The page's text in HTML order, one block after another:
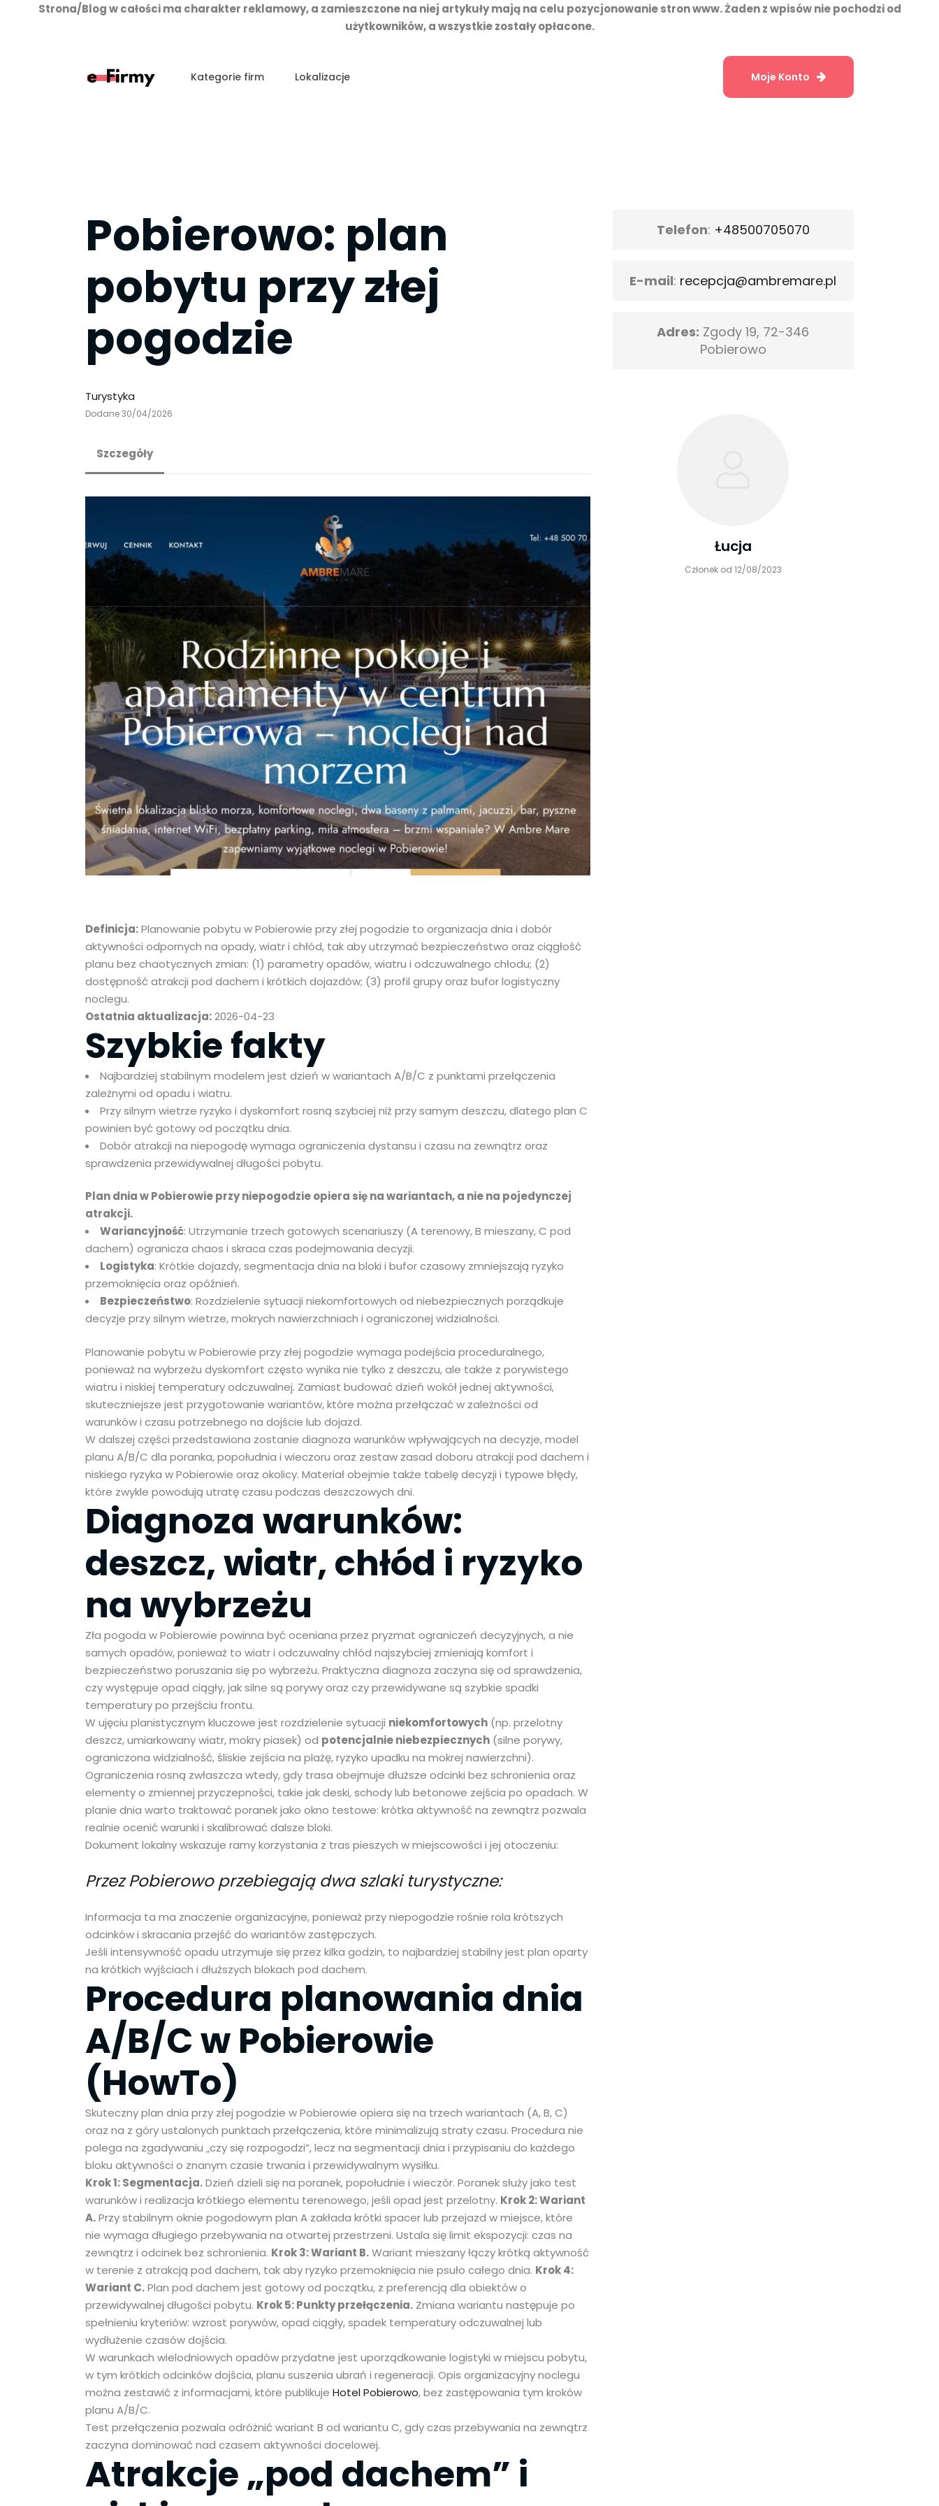
Strona/Blog w całości ma charakter reklamowy, a zamieszczone na niej artykuły mają na celu pozycjonowanie stron www. Żaden z wpisów nie pochodzi od
użytkowników, a wszystkie zostały opłacone.
Kategorie firm Lokalizacje Moje Konto
Pobierowo: plan
pobytu przy złej
pogodzie
Turystyka
Dodane 30/04/2026
Szczegóły
Definicja:Planowanie pobytu w Pobierowie przy złej pogodzie to organizacja dnia i dobór
aktywności odpornych na opady, wiatr i chłód, tak aby utrzymać bezpieczeństwo oraz ciągłość
planu bez chaotycznych zmian: (1) parametry opadów, wiatru i odczuwalnego chłodu; (2)
dostępność atrakcji pod dachem i krótkich dojazdów; (3) profil grupy oraz bufor logistyczny
noclegu.
Ostatnia aktualizacja:2026-04-23
Szybkie fakty
Najbardziej stabilnym modelem jest dzień w wariantach A/B/C z punktami przełączenia
zależnymi od opadu i wiatru.
Przy silnym wietrze ryzyko i dyskomfort rosną szybciej niż przy samym deszczu, dlatego plan C
powinien być gotowy od początku dnia.
Dobór atrakcji na niepogodę wymaga ograniczenia dystansu i czasu na zewnątrz oraz
sprawdzenia przewidywalnej długości pobytu.
Plan dnia w Pobierowie przy niepogodzie opiera się na wariantach, a nie na pojedynczej
atrakcji.
Wariancyjność: Utrzymanie trzech gotowych scenariuszy (A terenowy, B mieszany, C pod
dachem) ogranicza chaos i skraca czas podejmowania decyzji.
Logistyka: Krótkie dojazdy, segmentacja dnia na bloki i bufor czasowy zmniejszają ryzyko
przemoknięcia oraz opóźnień.
Bezpieczeństwo: Rozdzielenie sytuacji niekomfortowych od niebezpiecznych porządkuje
decyzje przy silnym wietrze, mokrych nawierzchniach i ograniczonej widzialności.
Planowanie pobytu w Pobierowie przy złej pogodzie wymaga podejścia proceduralnego,
ponieważ na wybrzeżu dyskomfort często wynika nie tylko z deszczu, ale także z porywistego
wiatru i niskiej temperatury odczuwalnej. Zamiast budować dzień wokół jednej aktywności,
skuteczniejsze jest przygotowanie wariantów, które można przełączać w zależności od
warunków i czasu potrzebnego na dojście lub dojazd.
W dalszej części przedstawiona zostanie diagnoza warunków wpływających na decyzje, model
planu A/B/C dla poranka, popołudnia i wieczoru oraz zestaw zasad doboru atrakcji pod dachem i
niskiego ryzyka w Pobierowie oraz okolicy. Materiał obejmie także tabelę decyzji i typowe błędy,
które zwykle powodują utratę czasu podczas deszczowych dni.
Diagnoza warunków:
deszcz, wiatr, chłód i ryzyko
na wybrzeżu
Zła pogoda w Pobierowie powinna być oceniana przez pryzmat ograniczeń decyzyjnych, a nie
samych opadów, ponieważ to wiatr i odczuwalny chłód najszybciej zmieniają komfort i
bezpieczeństwo poruszania się po wybrzeżu. Praktyczna diagnoza zaczyna się od sprawdzenia,
czy występuje opad ciągły, jak silne są porywy oraz czy przewidywane są szybkie spadki
temperatury po przejściu frontu.
W ujęciu planistycznym kluczowe jest rozdzielenie sytuacji niekomfortowych (np. przelotny
deszcz, umiarkowany wiatr, mokry piasek) od potencjalnie niebezpiecznych (silne porywy,
ograniczona widzialność, śliskie zejścia na plażę, ryzyko upadku na mokrej nawierzchni).
Ograniczenia rosną zwłaszcza wtedy, gdy trasa obejmuje dłuższe odcinki bez schronienia oraz
elementy o zmiennej przyczepności, takie jak deski, schody lub betonowe zejścia po opadach. W
planie dnia warto traktować poranek jako okno testowe: krótka aktywność na zewnątrz pozwala
realnie ocenić warunki i skalibrować dalsze bloki.
Dokument lokalny wskazuje ramy korzystania z tras pieszych w miejscowości i jej otoczeniu:
Przez Pobierowo przebiegają dwa szlaki turystyczne:
Informacja ta ma znaczenie organizacyjne, ponieważ przy niepogodzie rośnie rola krótszych
odcinków i skracania przejść do wariantów zastępczych.
Jeśli intensywność opadu utrzymuje się przez kilka godzin, to najbardziej stabilny jest plan oparty
na krótkich wyjściach i dłuższych blokach pod dachem.
Procedura planowania dnia
A/B/C w Pobierowie
(HowTo)
Skuteczny plan dnia przy złej pogodzie w Pobierowie opiera się na trzech wariantach (A, B, C)
oraz na z góry ustalonych punktach przełączenia, które minimalizują straty czasu. Procedura nie
polega na zgadywaniu „czy się rozpogodzi”, lecz na segmentacji dnia i przypisaniu do każdego
bloku aktywności o znanym czasie trwania i przewidywalnym wysiłku.
Krok 1: Segmentacja.Dzień dzieli się na poranek, popołudnie i wieczór. Poranek służy jako test
warunków i realizacja krótkiego elementu terenowego, jeśli opad jest przelotny. Krok 2: Wariant
A.Przy stabilnym oknie pogodowym plan A zakłada krótki spacer lub przejazd w miejsce, które
nie wymaga długiego przebywania na otwartej przestrzeni. Ustala się limit ekspozycji: czas na
zewnątrz i odcinek bez schronienia. Krok 3: Wariant B.Wariant mieszany łączy krótką aktywność
w terenie z atrakcją pod dachem, tak aby ryzyko przemoknięcia nie psuło całego dnia. Krok 4:
Wariant C.Plan pod dachem jest gotowy od początku, z preferencją dla obiektów o
przewidywalnej długości pobytu. Krok 5: Punkty przełączenia. Zmiana wariantu następuje po
spełnieniu kryteriów: wzrost porywów, opad ciągły, spadek temperatury odczuwalnej lub
wydłużenie czasów dojścia.
W warunkach wielodniowych opadów przydatne jest uporządkowanie logistyki w miejscu pobytu,
w tym krótkich odcinków dojścia, planu suszenia ubrań i regeneracji. Opis organizacyjny noclegu
można zestawić z informacjami, które publikuje Hotel Pobierowo, bez zastępowania tym kroków
planu A/B/C.
Test przełączenia pozwala odróżnić wariant B od wariantu C, gdy czas przebywania na zewnątrz
zaczyna dominować nad czasem aktywności docelowej.
Atrakcje „pod dachem” i
Telefon: +48500705070
E-mail: recepcja@ambremare.pl
Adres: Zgody 19, 72-346
Pobierowo
Łucja
Członek od 12/08/2023